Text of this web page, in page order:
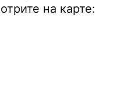
на карте: